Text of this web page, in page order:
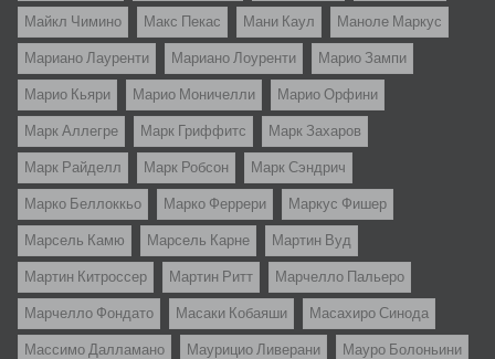
Майкл Чимино Макс Пекас Мани Каул Маноле Маркус
Мариано Лауренти Мариано Лоуренти Марио Зампи
Марио Кьяри Марио Моничелли Марио Орфини
Марк Аллегре Марк Гриффитс Марк Захаров
Марк Райделл Марк Робсон Марк Сэндрич
Марко Беллоккьо Марко Феррери Маркус Фишер
Марсель Камю Марсель Карне Мартин Вуд
Мартин Китроссер Мартин Ритт Марчелло Пальеро
Марчелло Фондато Масаки Кобаяши Масахиро Синода
Массимо Далламано Маурицио Ливерани Мауро Болоньини